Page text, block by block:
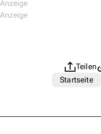
Teilen
Startseite